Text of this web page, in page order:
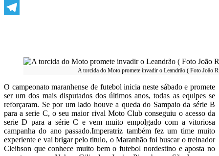
WhatsApp
A torcida do Moto promete invadir o Leandrão ( Foto João
O campeonato maranhense de futebol inicia neste sábado e promete
ser um dos mais disputados dos últimos anos, todas as equipes se
reforçaram. Se por um lado houve a queda do Sampaio da série B
para a serie C, o seu maior rival Moto Club conseguiu o acesso da
serie D para a série C e vem muito empolgado com a vitoriosa
campanha do ano passado.Imperatriz também fez um time muito
experiente e vai brigar pelo titulo, o Maranhão foi buscar o treinador
Cleibson que conhece muito bem o futebol nordestino e aposta no